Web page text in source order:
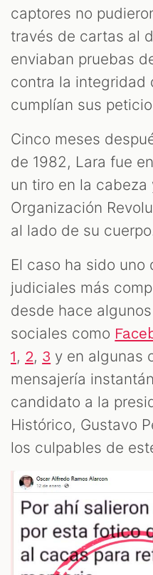
captores no
través de cartas al
enviaban pruebas
contra la integridad
cumplían sus
Cinco meses
de 1982, Lara fue
un tiro en la
Organización
al lado de su
El caso ha sido uno
judiciales más
desde hace
sociales como
1, 2, 3 y en algunas
mensajería
candidato a la
Histórico, Gustavo
los culpables de